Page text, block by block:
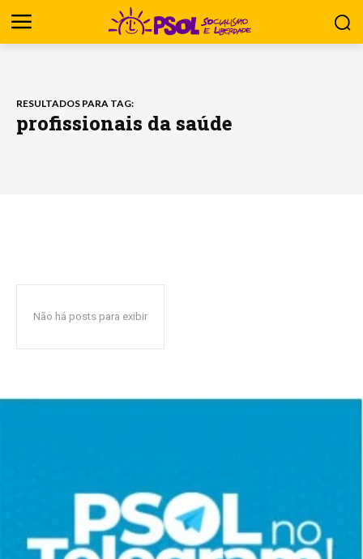
RESULTADOS PARA TAG:
profissionais da saúde
Não há posts para exibir